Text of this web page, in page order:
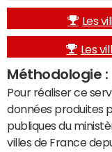
Les
Les
Méthodologie :
Pour réaliser ce
données produites
publiques du
villes de France